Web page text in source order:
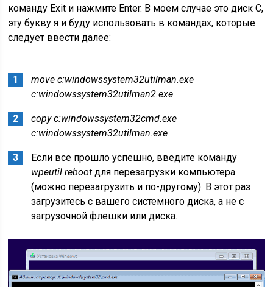
команду Exit и нажмите Enter. В моем случае это диск C,
эту букву я и буду использовать в командах, которые
следует ввести далее:
move c:windowssystem32utilman.exe
c:windowssystem32utilman2.exe
copy c:windowssystem32cmd.exe
c:windowssystem32utilman.exe
Если все прошло успешно, введите команду
wpeutil reboot для перезагрузки компьютера
(можно перезагрузить и по-другому). В этот раз
загрузитесь с вашего системного диска, а не с
загрузочной флешки или диска.